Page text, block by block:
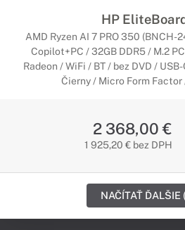
HP
AMD Ryzen AI 7 PRO 350 (BNCH-
Copilot+PC / 32GB DDR5 / M.2
Radeon / WiFi / BT / bez DVD /
Čierny / Micro Form Factor
2 368,00 €
1 925,20 € bez DPH
NAČÍTAŤ ĎALŠIE